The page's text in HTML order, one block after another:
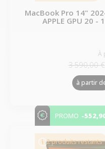
MacBook Pro 14"
APPLE GPU 20 -
À
3 590,00 €
à partir
PROMO -
2 produits restants